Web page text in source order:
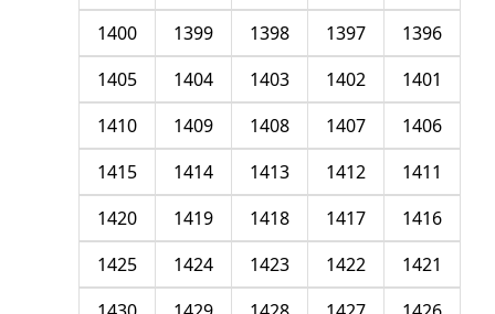
1396
1397
1398
1399
1400
1401
1402
1403
1404
1405
1406
1407
1408
1409
1410
1411
1412
1413
1414
1415
1416
1417
1418
1419
1420
1421
1422
1423
1424
1425